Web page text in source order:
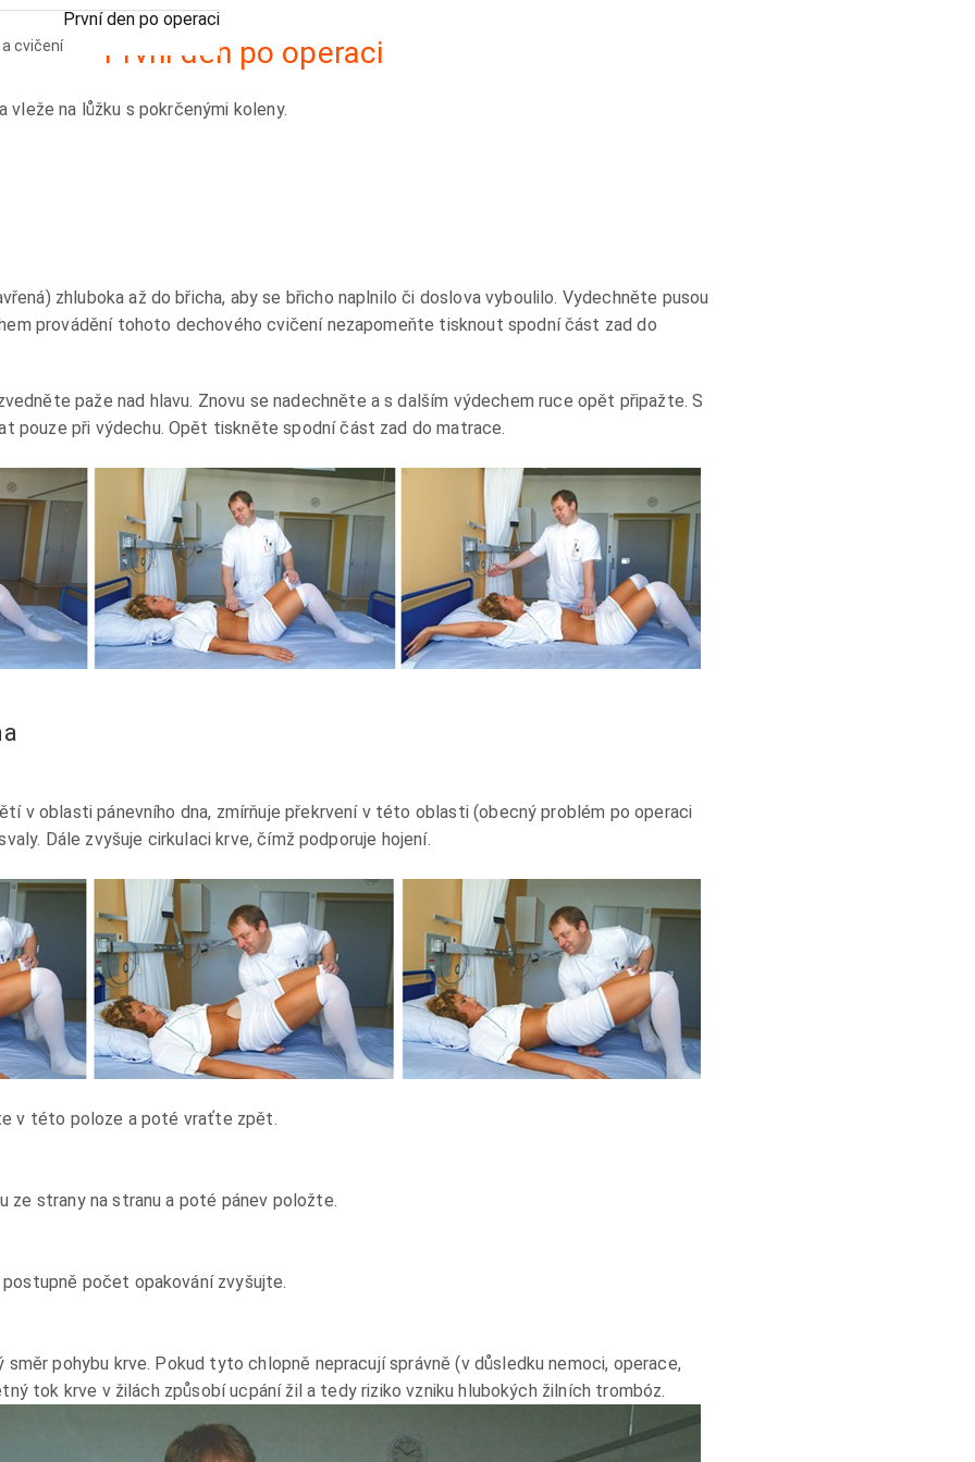
a cvičení
První den po operaci
První den po operaci
vleže na lůžku s pokrčenými koleny.
zhluboka až do břicha, aby se břicho naplnilo či doslova vyboulilo. Vydechněte pusou
provádění tohoto dechového cvičení nezapomeňte tisknout spodní část zad do
paže nad hlavu. Znovu se nadechněte a s dalším výdechem ruce opět připažte. S
pouze při výdechu. Opět tiskněte spodní část zad do matrace.
v oblasti pánevního dna, zmírňuje překrvení v této oblasti (obecný problém po operaci
Dále zvyšuje cirkulaci krve, čímž podporuje hojení.
v této poloze a poté vraťte zpět.
ze strany na stranu a poté pánev položte.
počet opakování zvyšujte.
směr pohybu krve. Pokud tyto chlopně nepracují správně (v důsledku nemoci, operace,
tok krve v žilách způsobí ucpání žil a tedy riziko vzniku hlubokých žilních trombóz.